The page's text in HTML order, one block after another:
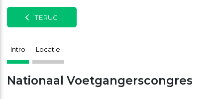
TERUG
Intro Locatie
Nationaal Voetgangerscongres